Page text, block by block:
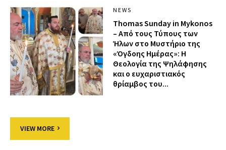
NEWS
Thomas Sunday in Mykonos
– Από τους Τύπους των
Ήλων στο Μυστήριο της
«Όγδοης Ημέρας»: Η
Θεολογία της Ψηλάφησης
και ο ευχαριστιακός
θρίαμβος του...
VIEW MORE